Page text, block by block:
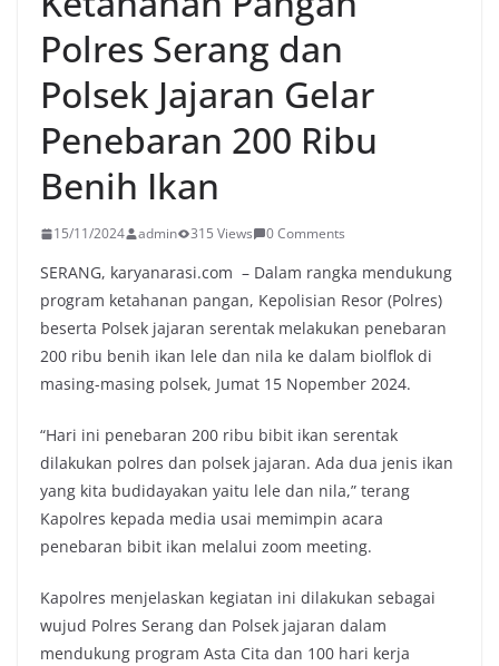
Polres Serang dan
Polsek Jajaran Gelar
Penebaran 200 Ribu
Benih Ikan
15/11/2024 admin 315 Views 0 Comments
SERANG, karyanarasi.com – Dalam rangka mendukung
program ketahanan pangan, Kepolisian Resor (Polres)
beserta Polsek jajaran serentak melakukan penebaran
200 ribu benih ikan lele dan nila ke dalam biolflok di
masing-masing polsek, Jumat 15 Nopember 2024.
“Hari ini penebaran 200 ribu bibit ikan serentak
dilakukan polres dan polsek jajaran. Ada dua jenis ikan
yang kita budidayakan yaitu lele dan nila,” terang
Kapolres kepada media usai memimpin acara
penebaran bibit ikan melalui zoom meeting.
Kapolres menjelaskan kegiatan ini dilakukan sebagai
wujud Polres Serang dan Polsek jajaran dalam
mendukung program Asta Cita dan 100 hari kerja